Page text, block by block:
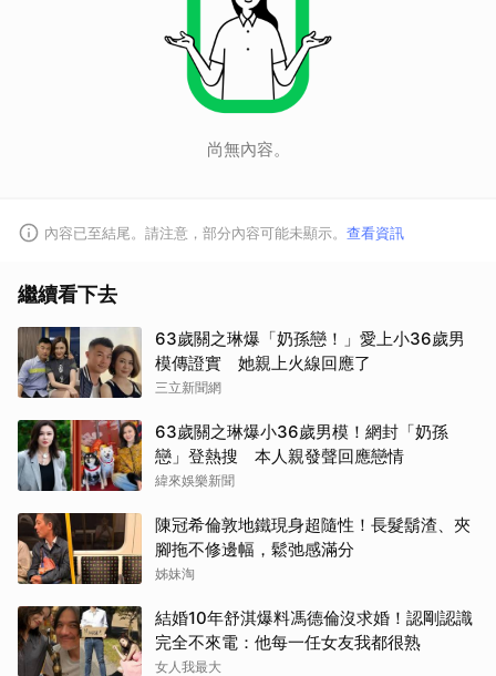
尚無內容。
內容已至結尾。請注意，部分內容可能未顯示。 查看資訊
繼續看下去
63歲關之琳爆「奶孫戀！」愛上小36歲男
模傳證實 她親上火線回應了
三立新聞網
63歲關之琳爆小36歲男模！網封「奶孫
戀」登熱搜 本人親發聲回應戀情
緯來娛樂新聞
陳冠希倫敦地鐵現身超隨性！長髮鬍渣、夾
腳拖不修邊幅，鬆弛感滿分
姊妹淘
結婚10年舒淇爆料馮德倫沒求婚！認剛認識
完全不來電：他每一任女友我都很熟
女人我最大